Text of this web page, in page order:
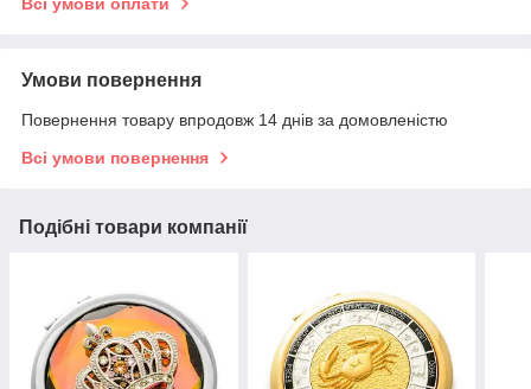
Умови повернення
Повернення товару впродовж 14 днів за домовленістю
Всі умови повернення
Подібні товари компанії